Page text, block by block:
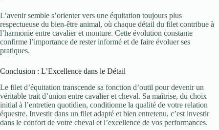
L’avenir semble s’orienter vers une équitation toujours plus
respectueuse du bien-être animal, où chaque détail du filet contribue à
l’harmonie entre cavalier et monture. Cette évolution constante
confirme l’importance de rester informé et de faire évoluer ses
pratiques.
Conclusion : L’Excellence dans le Détail
Le filet d’équitation transcende sa fonction d’outil pour devenir un
véritable trait d’union entre cavalier et cheval. Sa maîtrise, du choix
initial à l’entretien quotidien, conditionne la qualité de votre relation
équestre. Investir dans un filet adapté et bien entretenu, c’est investir
dans le confort de votre cheval et l’excellence de vos performances.